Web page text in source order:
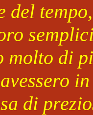
del
molto di
di